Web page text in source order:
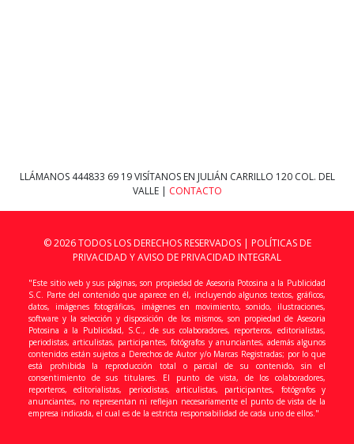
LLÁMANOS 444833 69 19VISÍTANOS EN JULIÁN CARRILLO 120 COL. DEL
VALLE | CONTACTO
© 2026 TODOS LOS DERECHOS RESERVADOS | POLÍTICAS DE
PRIVACIDAD Y AVISO DE PRIVACIDAD INTEGRAL
"Este sitio web y sus páginas, son propiedad de Asesoria Potosina a la Publicidad
S.C. Parte del contenido que aparece en él, incluyendo algunos textos, gráficos,
datos, imágenes fotográficas, imágenes en movimiento, sonido, ilustraciones,
software y la selección y disposición de los mismos, son propiedad de Asesoria
Potosina a la Publicidad, S.C., de sus colaboradores, reporteros, editorialistas,
periodistas, articulistas, participantes, fotógrafos y anunciantes, además algunos
contenidos están sujetos a Derechos de Autor y/o Marcas Registradas; por lo que
está prohibida la reproducción total o parcial de su contenido, sin el
consentimiento de sus titulares. El punto de vista, de los colaboradores,
reporteros, editorialistas, periodistas, articulistas, participantes, fotógrafos y
anunciantes, no representan ni reflejan necesariamente el punto de vista de la
empresa indicada, el cual es de la estricta responsabilidad de cada uno de ellos."